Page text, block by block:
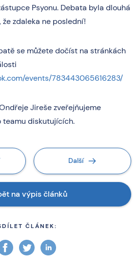
Psyonu. Debata byla dlouhá
zdaleka ne poslední!
se můžete dočíst na stránkách
events/783443065616283/
Jireše zveřejňujeme
teamu diskutujících.
na výpis článků
Další
ČLÁNEK: